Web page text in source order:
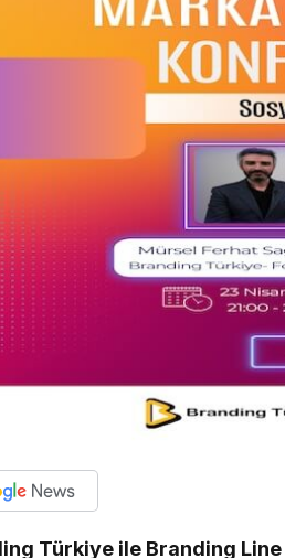
Türkiye ile Branding